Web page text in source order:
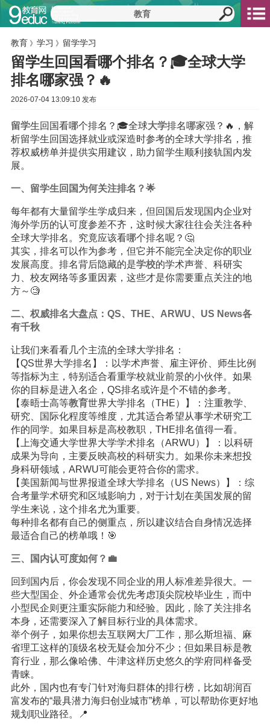
教育 》 学习 》 留学学习
留学生回国看哪个排名？🎓全球大学
排名哪家强？🔥
2026-07-04 13:09:10 发布
留学生回国看哪个排名？🎓全球大学排名哪家强？🔥，解
析留学生回国选择就业或深造时参考的全球大学排名，推
荐权威榜单并提供实用建议，助力留学生顺利接轨国内发
展。
一、留学生回国为何关注排名？🌟
每年都有大量留学生学成归来，但回国后发现国内企业对
海外学历的认可度参差不齐，这时候大家往往会关注各种
全球大学排名。究竟应该看哪个排名呢？🤔
其实，排名可以作为参考，但它并不能完全决定你的职业
发展高度。排名背后隐藏的是学校的学术声誉、科研实
力、校友网络等多重因素，这些才是你需要重点关注的地
方～🧐
二、权威排名大盘点：QS、THE、ARWU、US News各
有千秋
让我们来看看几个主流的全球大学排名：
【QS世界大学排名】：以学术声誉、雇主评价、师生比例
等指标为主，特别适合看重学校就业前景的小伙伴。如果
你的目标是进入名企，QS排名或许是个不错的参考。
【泰晤士高等教育世界大学排名（THE）】：注重教学、
研究、国际化程度等维度，尤其适合希望从事学术研究工
作的同学。如果目标是高校教职，THE排名值得一看。
【上海交通大学世界大学学术排名（ARWU）】：以科研
成果为导向，主要反映高校的科研实力。如果你未来想投
身科研领域，ARWU可能会更符合你的需求。
【美国新闻与世界报道全球大学排名（US News）】：综
合考量学术研究和区域影响力，对于计划在美国发展的留
学生来说，这个排名尤为重要。
每种排名都有自己的侧重点，所以建议结合自身情况选择
最适合自己的榜单哦！🎯
三、国内认可度如何？💼
回到国内后，你会发现不同企业的用人标准差异很大。一
些大型国企、外企通常会优先考虑顶尖院校毕业生，而中
小型民企则更注重实际能力和经验。因此，除了关注排名
本身，还需要深入了解目标行业的具体需求。
举个例子，如果你想去互联网大厂工作，那么斯坦福、麻
省理工这样的顶级名校无疑会加分不少；但如果目标是教
育行业，那么像哈佛、牛津这样历史悠久的学府同样备受
青睐。
此外，国内也有专门针对海归群体的排行榜，比如胡润百
富发布的“最具潜力海归创业城市”榜单，可以帮助你更好地
规划职业路径。📍